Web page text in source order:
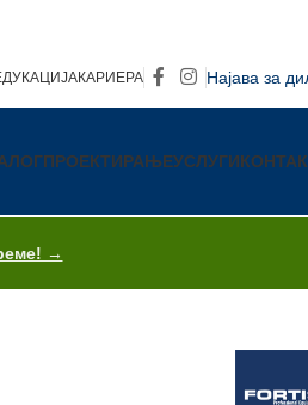
КАРИЕРА Најава за
ПРОЕКТИРАЊЕУСЛУГИ
→